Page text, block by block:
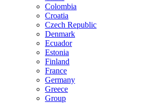
Colombia
Croatia
Czech Republic
Denmark
Ecuador
Estonia
Finland
France
Germany
Greece
Group